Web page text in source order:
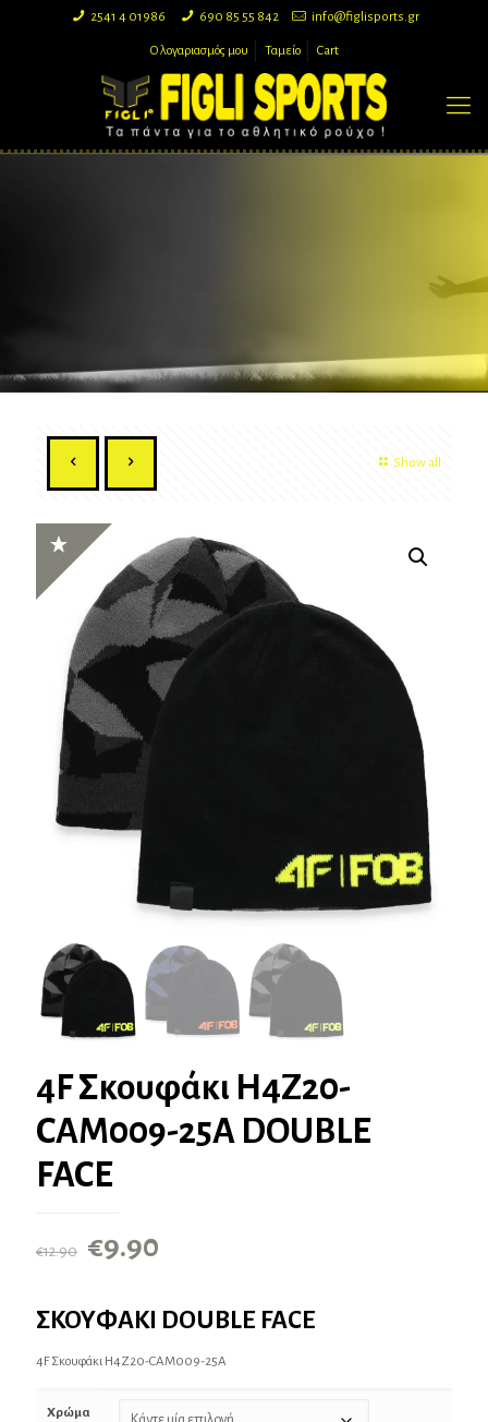
2541 4 01986 690 85 55 842 info@figlisports.gr
Ο λογαριασμός μου Ταμείο Cart
Show all
4F Σκουφάκι H4Z20-
CAM009-25A DOUBLE
FACE
€12.90
Original
was:
€9.90
τιμή
€9.90.
ΣΚΟΥΦΑΚΙ DOUBLE FACE
4F Σκουφάκι H4Z20-CAM009-25A
Χρώμα